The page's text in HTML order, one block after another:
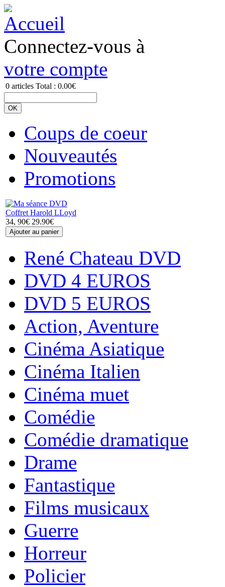
Connectez-vous à
votre compte
0 articles Total : 0.00€
Coups de coeur
Nouveautés
Promotions
Coffret Harold LLoyd
34, 90€ 29.90€
René Chateau DVD
DVD 4 EUROS
DVD 5 EUROS
Action, Aventure
Cinéma Asiatique
Cinéma Italien
Cinéma muet
Comédie
Comédie dramatique
Drame
Fantastique
Films musicaux
Guerre
Horreur
Policier